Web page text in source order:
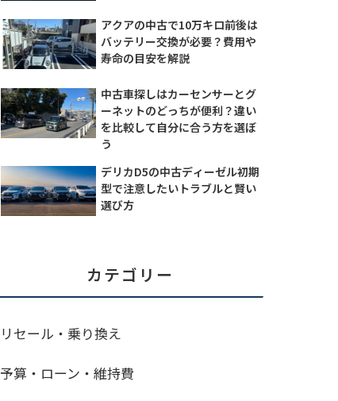
アクアの中古で10万キロ前後は
バッテリー交換が必要？費用や
寿命の目安を解説
中古車探しはカーセンサーとグ
ーネットのどっちが便利？違い
を比較して自分に合う方を選ぼ
う
デリカD5の中古ディーゼル初期
型で注意したいトラブルと賢い
選び方
カテゴリー
リセール・乗り換え
予算・ローン・維持費